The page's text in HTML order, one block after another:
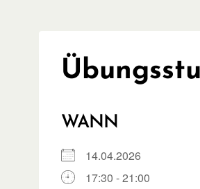
WANN
14.04.2026
17:30 - 21:00